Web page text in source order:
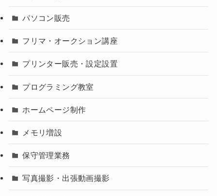
パソコン販売
フリマ・オークション講座
プリンター販売・設定設置
プログラミング教室
ホームページ制作
メモリ増設
保守管理業務
写真撮影・出張動画撮影